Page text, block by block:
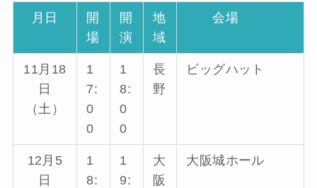
月日
開
場
開
演
地
域
会場
11月18
日
（土）
1
7:
0
0
1
8:
0
0
長
野
ビッグハット
12月5
日
1
8:
1
9:
大
阪
大阪城ホール